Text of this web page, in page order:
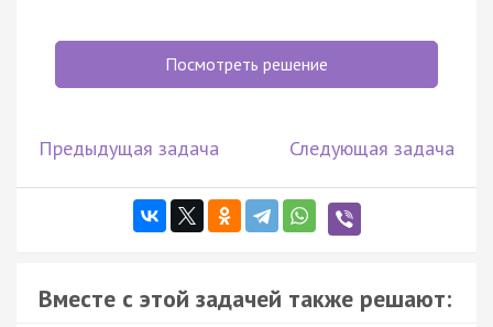
Посмотреть решение
Предыдущая задача Следующая задача
Вместе с этой задачей также решают: